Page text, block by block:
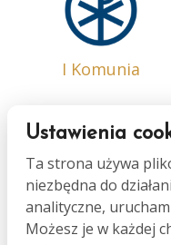
I Komunia
Bierzmowanie
Ustawienia
Ta strona używa
niezbędna do
analityczne,
Możesz je w każdej